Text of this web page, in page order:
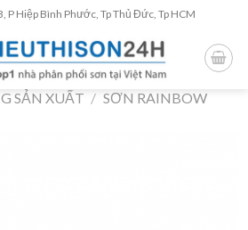
P Hiệp Bình Phước, Tp Thủ Đức, Tp HCM
SẢN XUẤT / SƠN RAINBOW